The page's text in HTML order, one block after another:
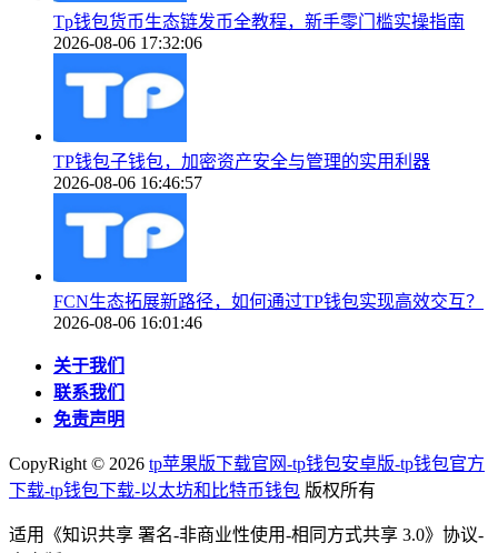
Tp钱包货币生态链发币全教程，新手零门槛实操指南
2026-08-06 17:32:06
TP钱包子钱包，加密资产安全与管理的实用利器
2026-08-06 16:46:57
FCN生态拓展新路径，如何通过TP钱包实现高效交互？
2026-08-06 16:01:46
关于我们
联系我们
免责声明
CopyRight © 2026 tp苹果版下载官网-tp钱包安卓版-tp钱包官方
下载-tp钱包下载-以太坊和比特币钱包 版权所有
适用《知识共享 署名-非商业性使用-相同方式共享 3.0》协议-